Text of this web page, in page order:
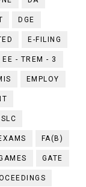
DGE
E-FILING
EE - TREM - 3
EMPLOY
FA(B)
GATE